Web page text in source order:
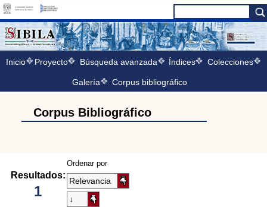
Inicio Proyecto Búsqueda avanzada Índices Colecciones
Galería Corpus bibliográfico
Corpus Bibliográfico
Resultados:
1
Ordenar por